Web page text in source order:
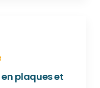
plaques et